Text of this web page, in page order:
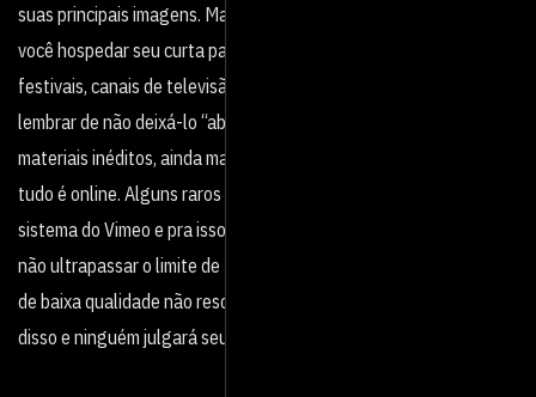
suas principais imagens. Mas, sobretudo, o YouTube serve para
você hospedar seu curta para submete-lo a apreciação de
festivais, canais de televisão e distribuidoras. É importante
lembrar de não deixá-lo “aberto”, pois festivais preferem
materiais inéditos, ainda mais nesses tempos de pandemia em que
tudo é online. Alguns raros festivais preferem exclusivamente o
sistema do Vimeo e pra isso você terá que rebolar um pouco para
não ultrapassar o limite de 500mb por vídeo. Nada que um MP4
de baixa qualidade não resolva. Não se assuste, todos sabem
disso e ninguém julgará seu trabalho pela exportação tosca.